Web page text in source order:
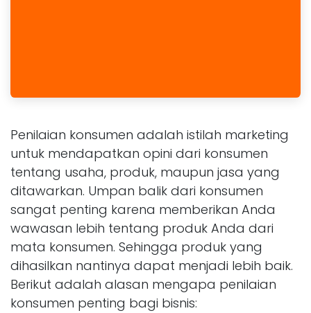
Penilaian konsumen adalah istilah marketing
untuk mendapatkan opini dari konsumen
tentang usaha, produk, maupun jasa yang
ditawarkan. Umpan balik dari konsumen
sangat penting karena memberikan Anda
wawasan lebih tentang produk Anda dari
mata konsumen. Sehingga produk yang
dihasilkan nantinya dapat menjadi lebih baik.
Berikut adalah alasan mengapa penilaian
konsumen penting bagi bisnis: